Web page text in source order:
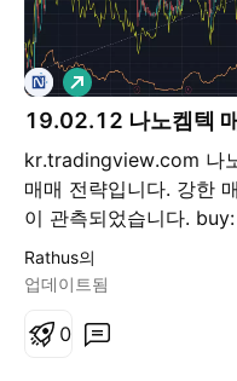
19.02.12 나노켐텍
kr.tradingview.com 나
매매 전략입니다. 강한
이 관측되었습니다. buy:
now~5500won target:
stop: ~4700
롱
Rathus의
업데이트됨
0